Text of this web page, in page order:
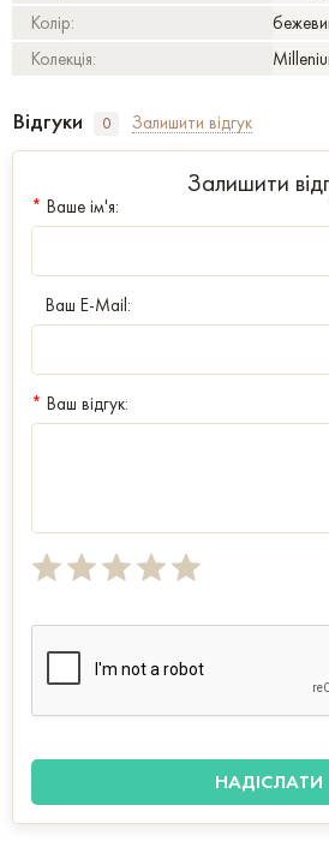
Колір:
Колекція:
Відгуки 0 Залишити відгук
Залишити
* Ваше ім'я:
Ваш E-Mail:
* Ваш відгук: